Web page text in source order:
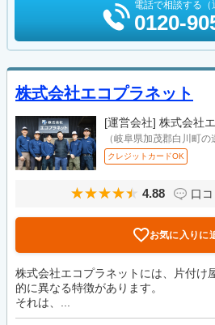
電話で相談する（
0120-
株式会社エコプラネット
[運営会社] 株式会社
（岐阜県加茂郡白川町の
クレジットカードOK
4.88 口
お気に入りに
株式会社エコプラネットには、片付け
的に異なる特徴があります。
それは、...